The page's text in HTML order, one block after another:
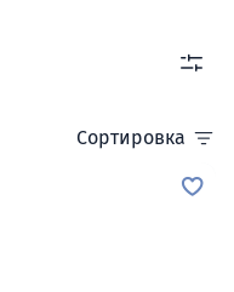
Сортировка